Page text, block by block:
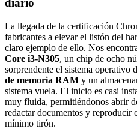
diario
La llegada de la certificación
fabricantes a elevar el listón del
claro ejemplo de ello. Nos
Core i3-N305, un chip de ocho
sorprendente el sistema operativo
de memoria RAM y un
sistema vuela. El inicio es casi
muy fluida, permitiéndonos abrir
redactar documentos y reproducir
mínimo tirón.